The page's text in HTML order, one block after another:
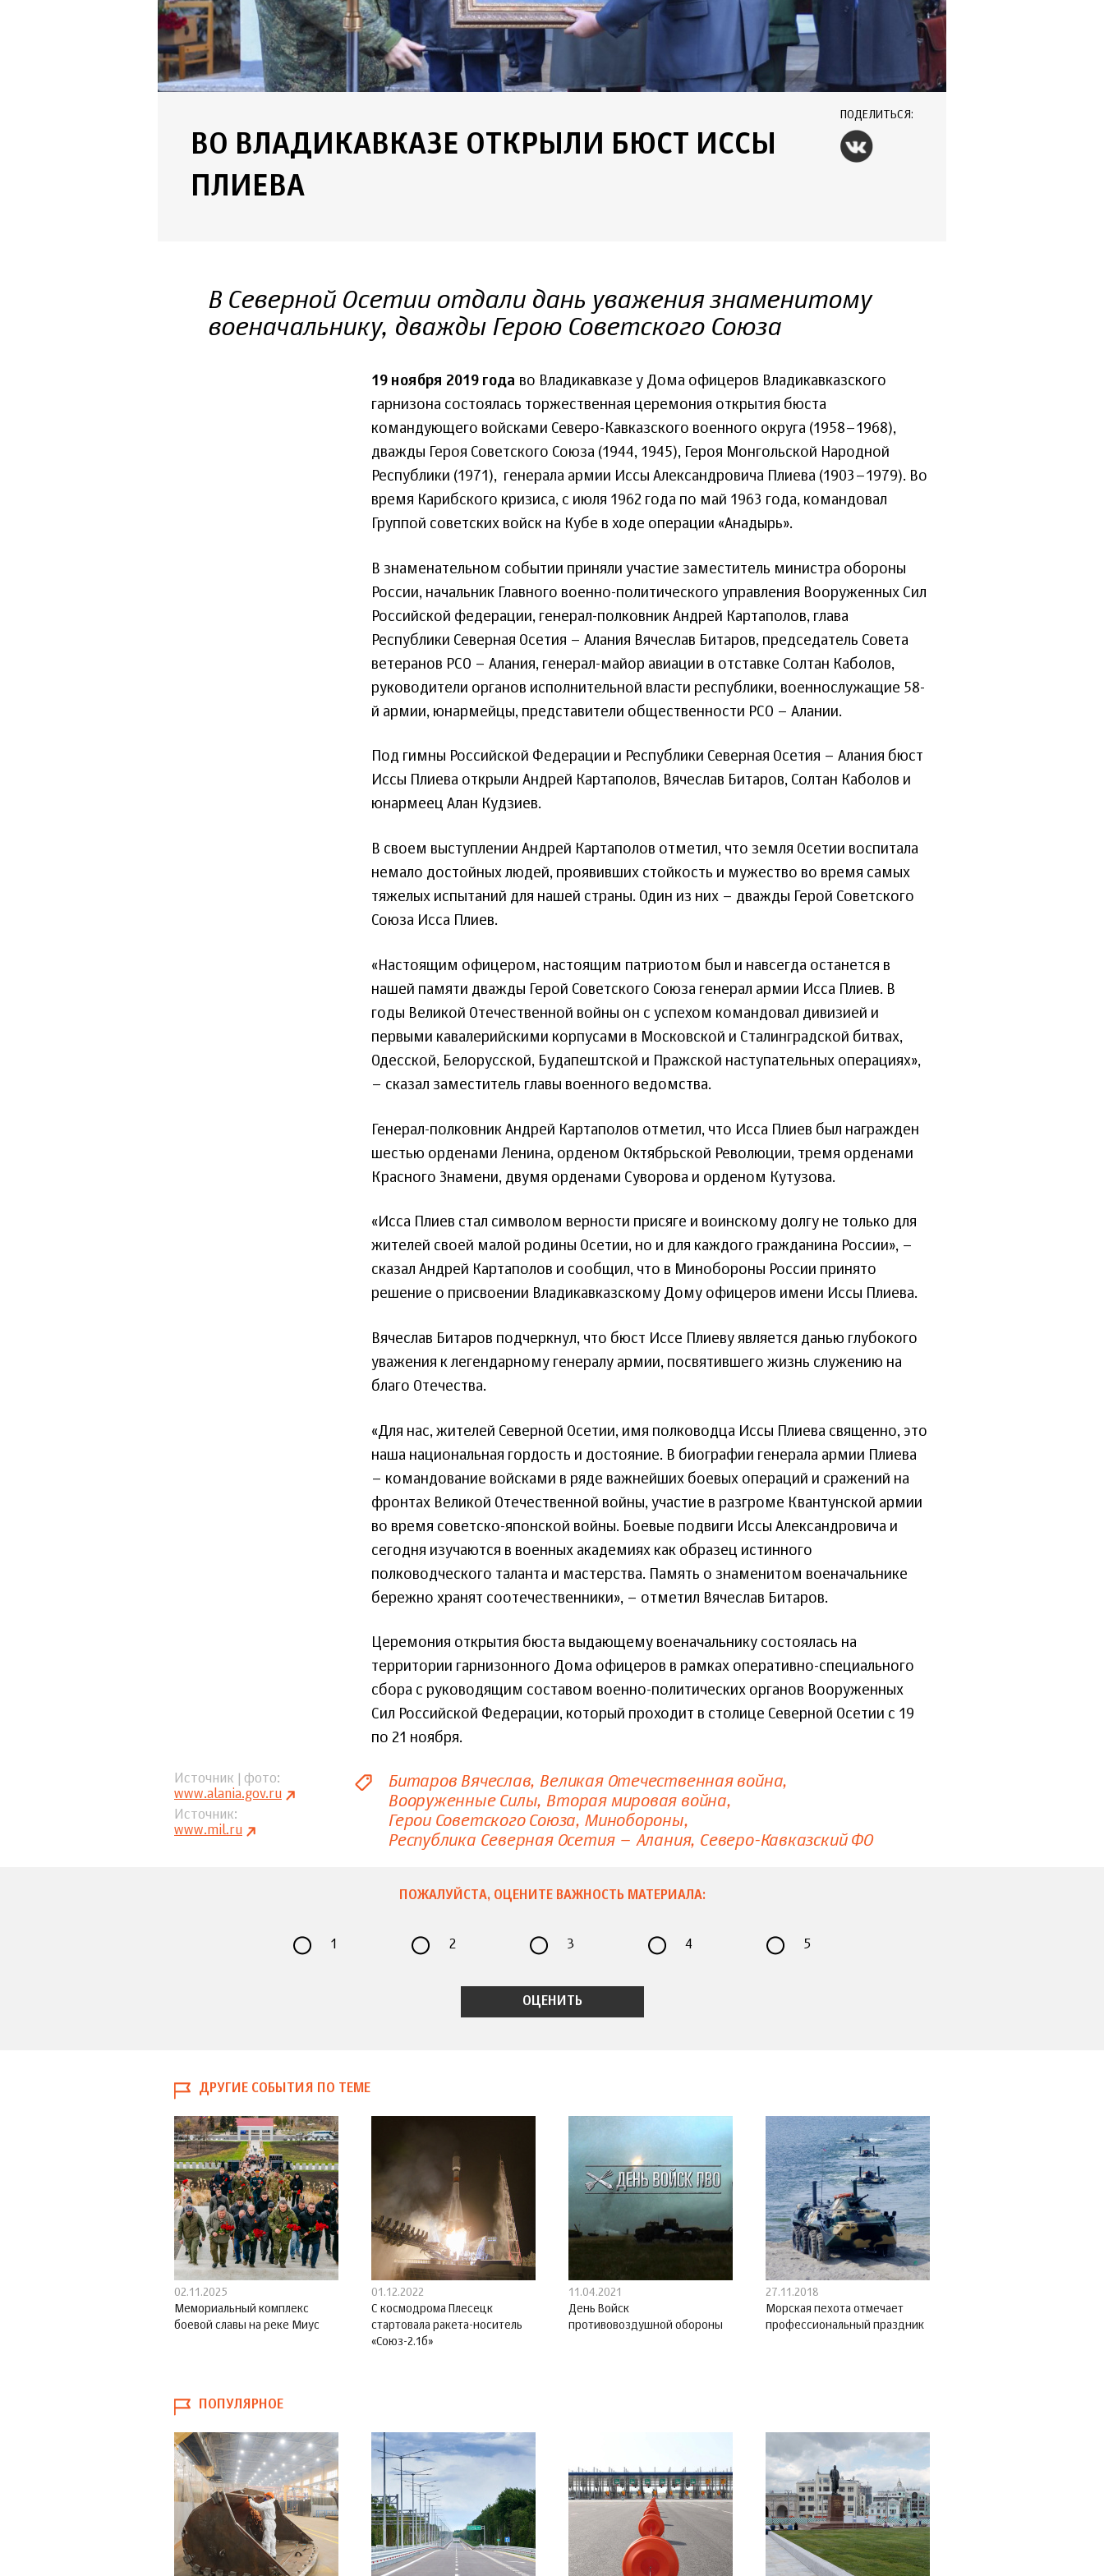
ПОДЕЛИТЬСЯ:
ВО ВЛАДИКАВКАЗЕ ОТКРЫЛИ БЮСТ ИССЫ
ПЛИЕВА
В Северной Осетии отдали дань уважения знаменитому
военачальнику, дважды Герою Советского Союза
19 ноября 2019 года во Владикавказе у Дома офицеров Владикавказского
гарнизона состоялась торжественная церемония открытия бюста
командующего войсками Северо-Кавказского военного округа (1958–1968),
дважды Героя Советского Союза (1944, 1945), Героя Монгольской Народной
Республики (1971), генерала армии Иссы Александровича Плиева (1903–1979). Во
время Карибского кризиса, с июля 1962 года по май 1963 года, командовал
Группой советских войск на Кубе в ходе операции «Анадырь».
В знаменательном событии приняли участие заместитель министра обороны
России, начальник Главного военно-политического управления Вооруженных Сил
Российской федерации, генерал-полковник Андрей Картаполов, глава
Республики Северная Осетия – Алания Вячеслав Битаров, председатель Совета
ветеранов РСО – Алания, генерал-майор авиации в отставке Солтан Каболов,
руководители органов исполнительной власти республики, военнослужащие 58-
й армии, юнармейцы, представители общественности РСО – Алании.
Под гимны Российской Федерации и Республики Северная Осетия – Алания бюст
Иссы Плиева открыли Андрей Картаполов, Вячеслав Битаров, Солтан Каболов и
юнармеец Алан Кудзиев.
В своем выступлении Андрей Картаполов отметил, что земля Осетии воспитала
немало достойных людей, проявивших стойкость и мужество во время самых
тяжелых испытаний для нашей страны. Один из них – дважды Герой Советского
Союза Исса Плиев.
«Настоящим офицером, настоящим патриотом был и навсегда останется в
нашей памяти дважды Герой Советского Союза генерал армии Исса Плиев. В
годы Великой Отечественной войны он с успехом командовал дивизией и
первыми кавалерийскими корпусами в Московской и Сталинградской битвах,
Одесской, Белорусской, Будапештской и Пражской наступательных операциях»,
– сказал заместитель главы военного ведомства.
Генерал-полковник Андрей Картаполов отметил, что Исса Плиев был награжден
шестью орденами Ленина, орденом Октябрьской Революции, тремя орденами
Красного Знамени, двумя орденами Суворова и орденом Кутузова.
«Исса Плиев стал символом верности присяге и воинскому долгу не только для
жителей своей малой родины Осетии, но и для каждого гражданина России», –
сказал Андрей Картаполов и сообщил, что в Минобороны России принято
решение о присвоении Владикавказскому Дому офицеров имени Иссы Плиева.
Вячеслав Битаров подчеркнул, что бюст Иссе Плиеву является данью глубокого
уважения к легендарному генералу армии, посвятившего жизнь служению на
благо Отечества.
«Для нас, жителей Северной Осетии, имя полководца Иссы Плиева священно, это
наша национальная гордость и достояние. В биографии генерала армии Плиева
– командование войсками в ряде важнейших боевых операций и сражений на
фронтах Великой Отечественной войны, участие в разгроме Квантунской армии
во время советско-японской войны. Боевые подвиги Иссы Александровича и
сегодня изучаются в военных академиях как образец истинного
полководческого таланта и мастерства. Память о знаменитом военачальнике
бережно хранят соотечественники», – отметил Вячеслав Битаров.
Церемония открытия бюста выдающему военачальнику состоялась на
территории гарнизонного Дома офицеров в рамках оперативно-специального
сбора с руководящим составом военно-политических органов Вооруженных
Сил Российской Федерации, который проходит в столице Северной Осетии с 19
по 21 ноября.
Источник | фото
www.alania.gov.ru
Источник
www.mil.ru
Битаров Вячеслав Великая Отечественная война
Вооруженные Силы Вторая мировая война
Герои Советского Союза Минобороны
Республика Северная Осетия – Алания Северо-Кавказский ФО
ПОЖАЛУЙСТА, ОЦЕНИТЕ ВАЖНОСТЬ МАТЕРИАЛА:
1 2 3 4 5
ДРУГИЕ СОБЫТИЯ ПО ТЕМЕ
02.11.2025
Мемориальный комплекс
боевой славы на реке Миус
01.12.2022
С космодрома Плесецк
стартовала ракета-носитель
«Союз-2.1б»
11.04.2021
День Войск
противовоздушной обороны
27.11.2018
Морская пехота отмечает
профессиональный праздник
ПОПУЛЯРНОЕ